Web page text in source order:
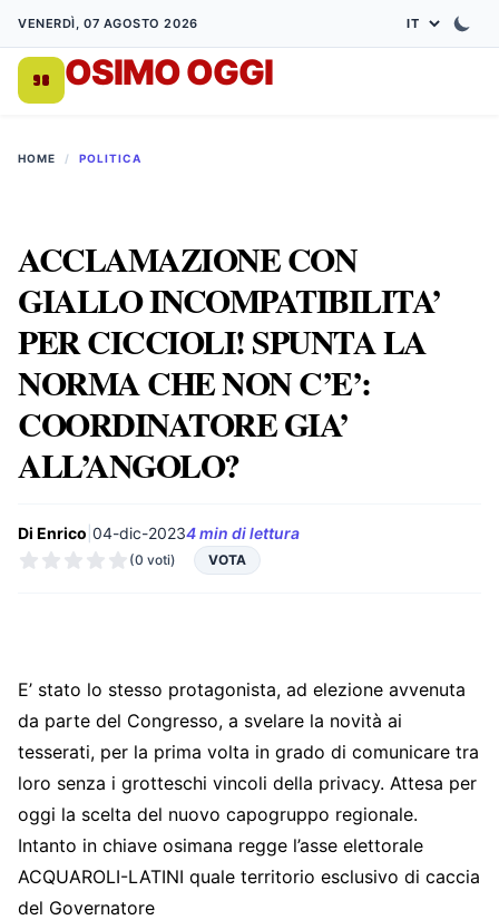
VENERDÌ, 07 AGOSTO 2026
OSIMO OGGI
HOME / POLITICA
ACCLAMAZIONE CON
GIALLO INCOMPATIBILITA’
PER CICCIOLI! SPUNTA LA
NORMA CHE NON C’E’:
COORDINATORE GIA’
ALL’ANGOLO?
Di Enrico 04-dic-20234 min di lettura
(0 voti) VOTA
E’ stato lo stesso protagonista, ad elezione avvenuta
da parte del Congresso, a svelare la novità ai
tesserati, per la prima volta in grado di comunicare tra
loro senza i grotteschi vincoli della privacy. Attesa per
oggi la scelta del nuovo capogruppo regionale.
Intanto in chiave osimana regge l’asse elettorale
ACQUAROLI-LATINI quale territorio esclusivo di caccia
del Governatore